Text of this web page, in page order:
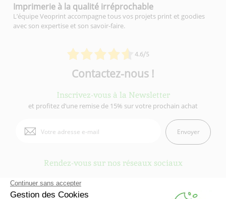
4.6/5
Imprimerie à la qualité irréprochable
L’équipe Veoprint accompagne tous vos projets print et goodies
avec son expertise et son savoir-faire.
Contactez-nous !
Inscrivez-vous à la Newsletter
et profitez d’une remise de 15% sur votre prochain achat
Envoyer
Rendez-vous sur nos réseaux sociaux